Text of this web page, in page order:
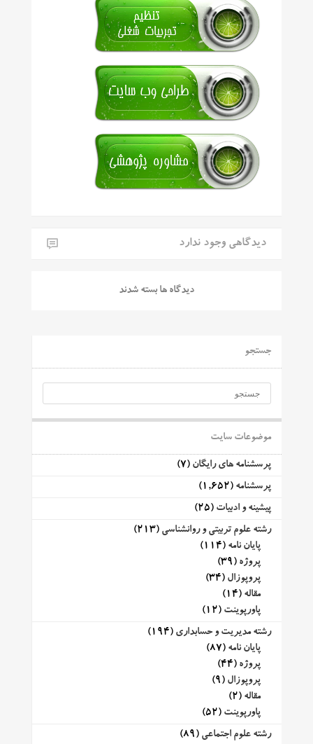
دیدگاهی وجود ندارد
دیدگاه ها بسته شدند
جستجو
موضوعات سایت
پرسشنامه های رایگان (7)
پرسشنامه (1,652)
پیشینه و ادبیات (25)
رشته علوم تربیتی و روانشناسی (213)
پایان نامه (114)
پروژه (39)
پروپوزال (34)
مقاله (14)
پاورپوینت (12)
رشته مدیریت و حسابداری (194)
پایان نامه (87)
پروژه (44)
پروپوزال (9)
مقاله (2)
پاورپوینت (52)
رشته علوم اجتماعی (89)